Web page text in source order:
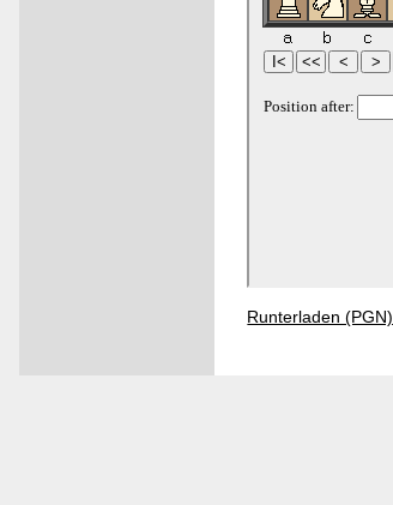
Runterladen (PGN)